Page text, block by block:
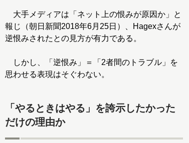
大手メディアは「ネット上の恨みが原因か」と
報じ（朝日新聞2018年6月25日）、Hagexさんが
逆恨みされたとの見方が有力である。
しかし、「逆恨み」＝「2者間のトラブル」を
思わせる表現はそぐわない。
「やるときはやる」を誇示したかった
だけの理由か